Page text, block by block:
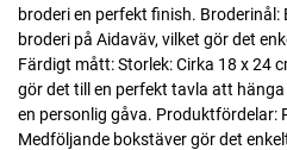
broderi en perfekt finish.
broderi på Aidaväv, vilket gör det
Färdigt mått: Storlek: Cirka 18 x 24
gör det till en perfekt tavla att
en personlig gåva. Produktfördelar:
Medföljande bokstäver gör det